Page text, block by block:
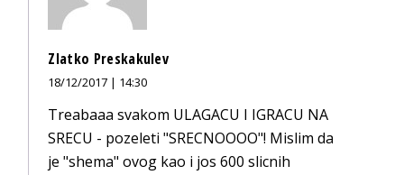
Zlatko Preskakulev
18/12/2017 | 14:30
Treabaaa svakom ULAGACU I IGRACU NA
SRECU - pozeleti "SRECNOOOO"! Mislim da
je "shema" ovog kao i jos 600 slicnih